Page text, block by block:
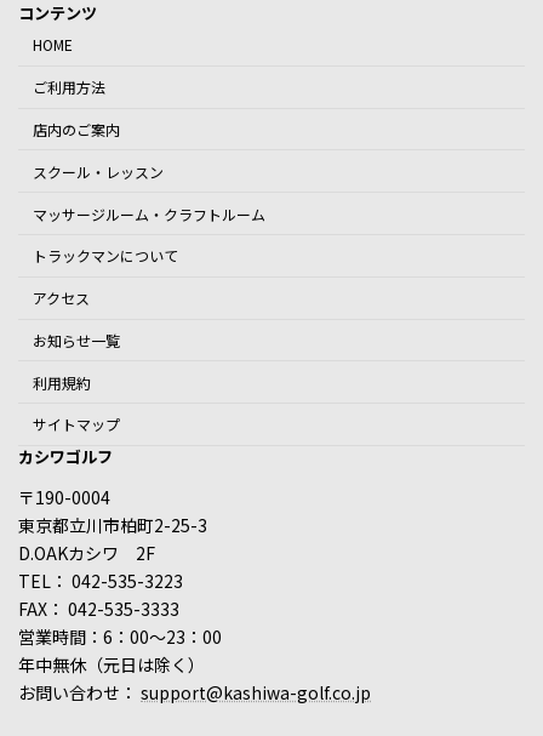
コンテンツ
HOME
ご利用方法
店内のご案内
スクール・レッスン
マッサージルーム・クラフトルーム
トラックマンについて
アクセス
お知らせ一覧
利用規約
サイトマップ
カシワゴルフ
〒190-0004
東京都立川市柏町2-25-3
D.OAKカシワ 2F
TEL： 042-535-3223
FAX： 042-535-3333
営業時間：6：00～23：00
年中無休（元日は除く）
お問い合わせ： support@kashiwa-golf.co.jp